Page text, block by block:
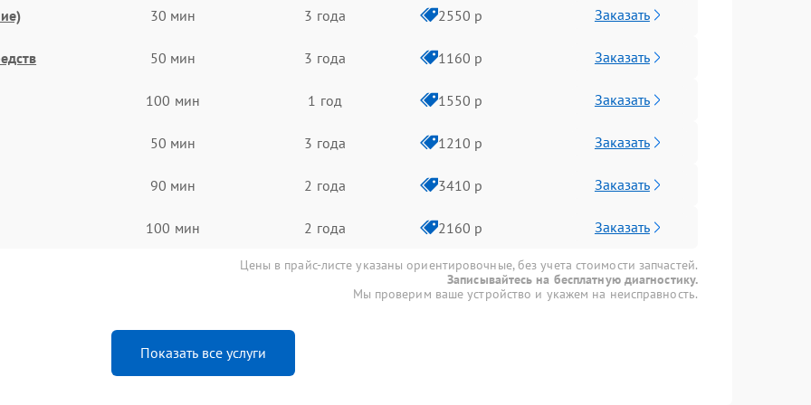
30 мин 3 года 2550 р Заказать
50 мин 3 года 1160 р Заказать
100 мин 1 год 1550 р Заказать
50 мин 3 года 1210 р Заказать
90 мин 2 года 3410 р Заказать
100 мин 2 года 2160 р Заказать
Цены в прайс-листе указаны ориентировочные, без учета стоимости запчастей.
Записывайтесь на бесплатную диагностику.
Мы проверим ваше устройство и укажем на неисправность.
Показать все услуги